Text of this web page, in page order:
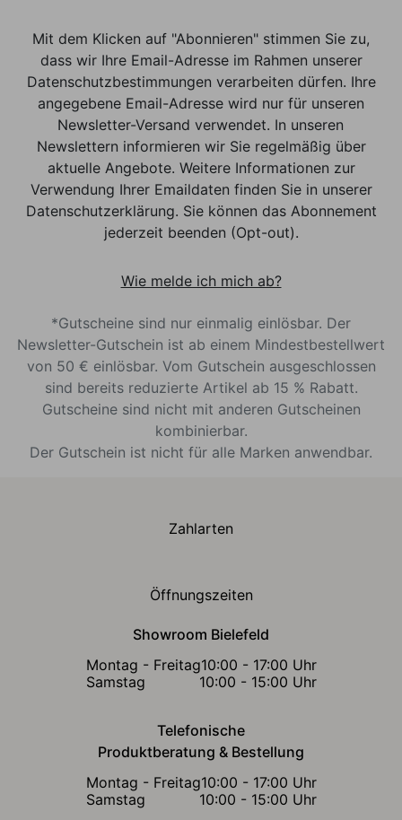
Mit dem Klicken auf "Abonnieren" stimmen Sie zu,
dass wir Ihre Email-Adresse im Rahmen unserer
Datenschutzbestimmungen verarbeiten dürfen. Ihre
angegebene Email-Adresse wird nur für unseren
Newsletter-Versand verwendet. In unseren
Newslettern informieren wir Sie regelmäßig über
aktuelle Angebote. Weitere Informationen zur
Verwendung Ihrer Emaildaten finden Sie in unserer
Datenschutzerklärung. Sie können das Abonnement
jederzeit beenden (Opt-out).
Wie melde ich mich ab?
*Gutscheine sind nur einmalig einlösbar. Der
Newsletter-Gutschein ist ab einem Mindestbestellwert
von 50 € einlösbar. Vom Gutschein ausgeschlossen
sind bereits reduzierte Artikel ab 15 % Rabatt.
Gutscheine sind nicht mit anderen Gutscheinen
kombinierbar.
Der Gutschein ist nicht für alle Marken anwendbar.
Zahlarten
Öffnungszeiten
Showroom Bielefeld
Montag - Freitag10:00 - 17:00 Uhr
Samstag
10:00 - 15:00 Uhr
Telefonische
Produktberatung & Bestellung
Montag - Freitag10:00 - 17:00 Uhr
Samstag
10:00 - 15:00 Uhr